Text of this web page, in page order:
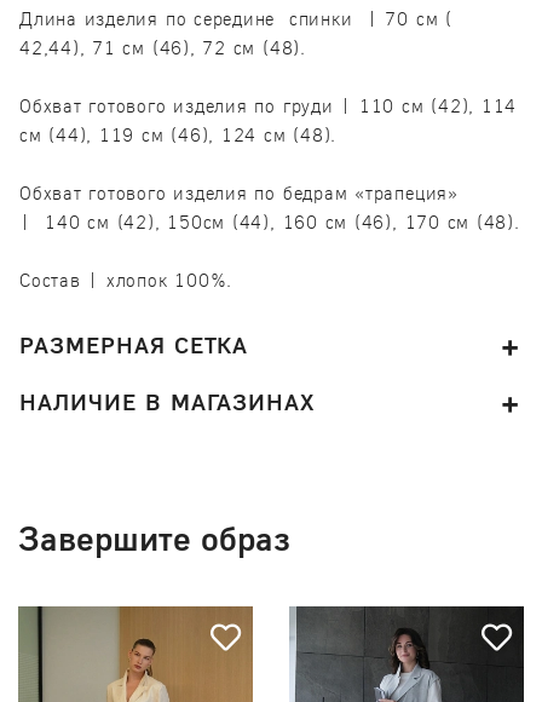
Длина изделия по середине спинки | 70 см (
42,44), 71 см (46), 72 см (48).
Обхват готового изделия по груди | 110 см (42), 114
см (44), 119 см (46), 124 см (48).
Обхват готового изделия по бедрам «трапеция»
| 140 см (42), 150см (44), 160 см (46), 170 см (48).
Состав | хлопок 100%.
РАЗМЕРНАЯ СЕТКА
НАЛИЧИЕ В МАГАЗИНАХ
Завершите образ